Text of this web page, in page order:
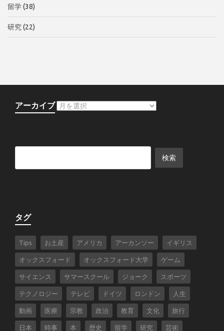
留学(38)
研究(22)
アーカイブ
タグ
Tips お土産 アメリカ アーカンソー イギリス
オックスフォード オックスフォード大学 ゲーム
サイエンス サマースクール ジョーク スポーツ
テクノロジー テレビ ドイツ ロンドン 人生
動画 医療 宗教 政治 教育 文化 旅行
日本 時事 本 歴史 留学 研究 芸術